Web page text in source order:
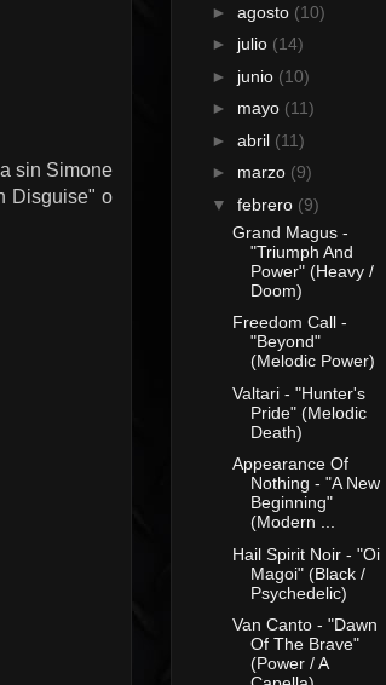
sin Simone
Disguise" o
► agosto (10)
► julio (14)
► junio (10)
► mayo (11)
► abril (11)
► marzo (9)
▼ febrero (9)
Grand Magus -
"Triumph And
Power" (Heavy /
Doom)
Freedom Call -
"Beyond"
(Melodic Power)
Valtari - "Hunter's
Pride" (Melodic
Death)
Appearance Of
Nothing - "A New
Beginning"
(Modern ...
Hail Spirit Noir - "Oi
Magoi" (Black /
Psychedelic)
Van Canto - "Dawn
Of The Brave"
(Power / A